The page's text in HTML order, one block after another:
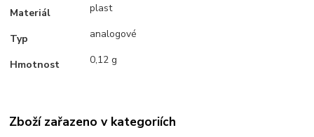
Materiál plast
Typ analogové
Hmotnost 0,12 g
Zboží zařazeno v kategoriích